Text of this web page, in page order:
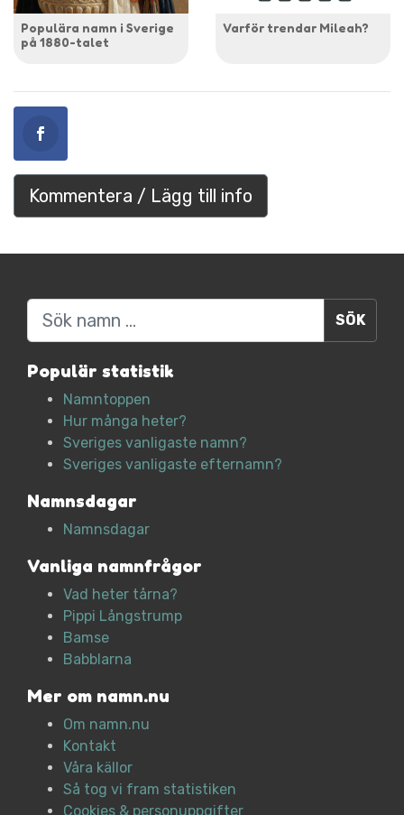
Populära namn i Sverige
på 1880-talet
Varför trendar Mileah?
Kommentera / Lägg till info
Sök
Populär statistik
Namntoppen
Hur många heter?
Sveriges vanligaste namn?
Sveriges vanligaste efternamn?
Namnsdagar
Namnsdagar
Vanliga namnfrågor
Vad heter tårna?
Pippi Långstrump
Bamse
Babblarna
Mer om namn.nu
Om namn.nu
Kontakt
Våra källor
Så tog vi fram statistiken
Cookies & personuppgifter